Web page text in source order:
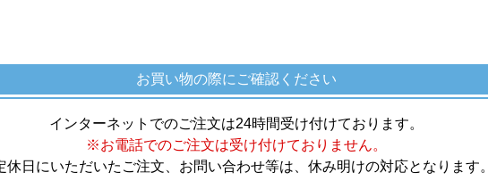
お買い物の際にご確認ください
インターネットでのご注文は24時間受け付けております。
※お電話でのご注文は受け付けておりません。
日にいただいたご注文、お問い合わせ等は、休み明けの対応となります。